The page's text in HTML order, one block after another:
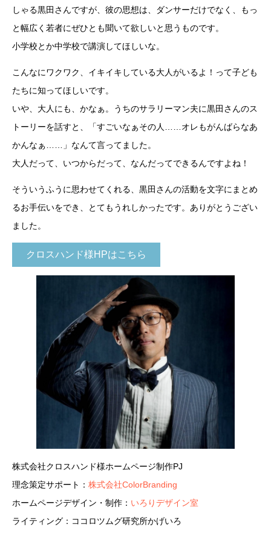
しゃる黒田さんですが、彼の思想は、ダンサーだけでなく、もっ
と幅広く若者にぜひとも聞いて欲しいと思うものです。
小学校とか中学校で講演してほしいな。
こんなにワクワク、イキイキしている大人がいるよ！って子ども
たちに知ってほしいです。
いや、大人にも、かなぁ。うちのサラリーマン夫に黒田さんのス
トーリーを話すと、「すごいなぁその人……オレもがんばらなあ
かんなぁ……」なんて言ってました。
大人だって、いつからだって、なんだってできるんですよね！
そういうふうに思わせてくれる、黒田さんの活動を文字にまとめ
るお手伝いをでき、とてもうれしかったです。ありがとうござい
ました。
クロスハンド様HPはこちら
株式会社クロスハンド様ホームページ制作PJ
理念策定サポート： 株式会社ColorBranding
ホームページデザイン・制作： いろりデザイン室
ライティング：ココロツムグ研究所かげいろ